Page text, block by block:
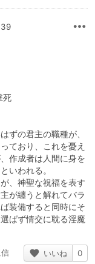
死
ずの君主の職種が、
ており、これを憂え
作成者は人間に身を
いわれる。
、神聖な祝福を表す
が纏うと解れてバラ
装備すると同時にそ
ばず情交に耽る淫魔
いいね 0